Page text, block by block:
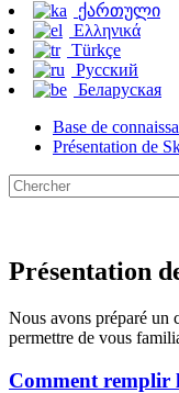
ქართული
Ελληνικά
Türkçe
Русский
Беларуская
Base de
Présentation de
Présentation
Nous avons préparé un
permettre de vous
Comment remplir